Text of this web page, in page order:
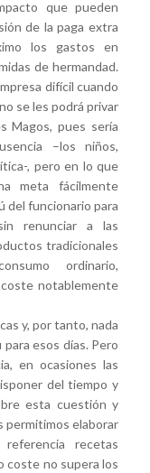
que pueden
de la paga extra
los gastos en
de hermandad.
difícil cuando
se les podrá privar
Magos, pues sería
–los niños,
, pero en lo que
meta fácilmente
del funcionario para
renunciar a las
tradicionales
ordinario,
notablemente
y, por tanto, nada
esos días. Pero
en ocasiones las
del tiempo y
esta cuestión y
permitimos elaborar
recetas
coste no supera los